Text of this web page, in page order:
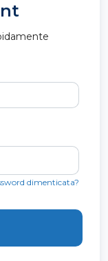
dimenticata?